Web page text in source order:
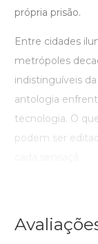
própria prisão.
Entre cidades
metrópoles
indistinguíveis
antologia
tecnologia. O
podem ser